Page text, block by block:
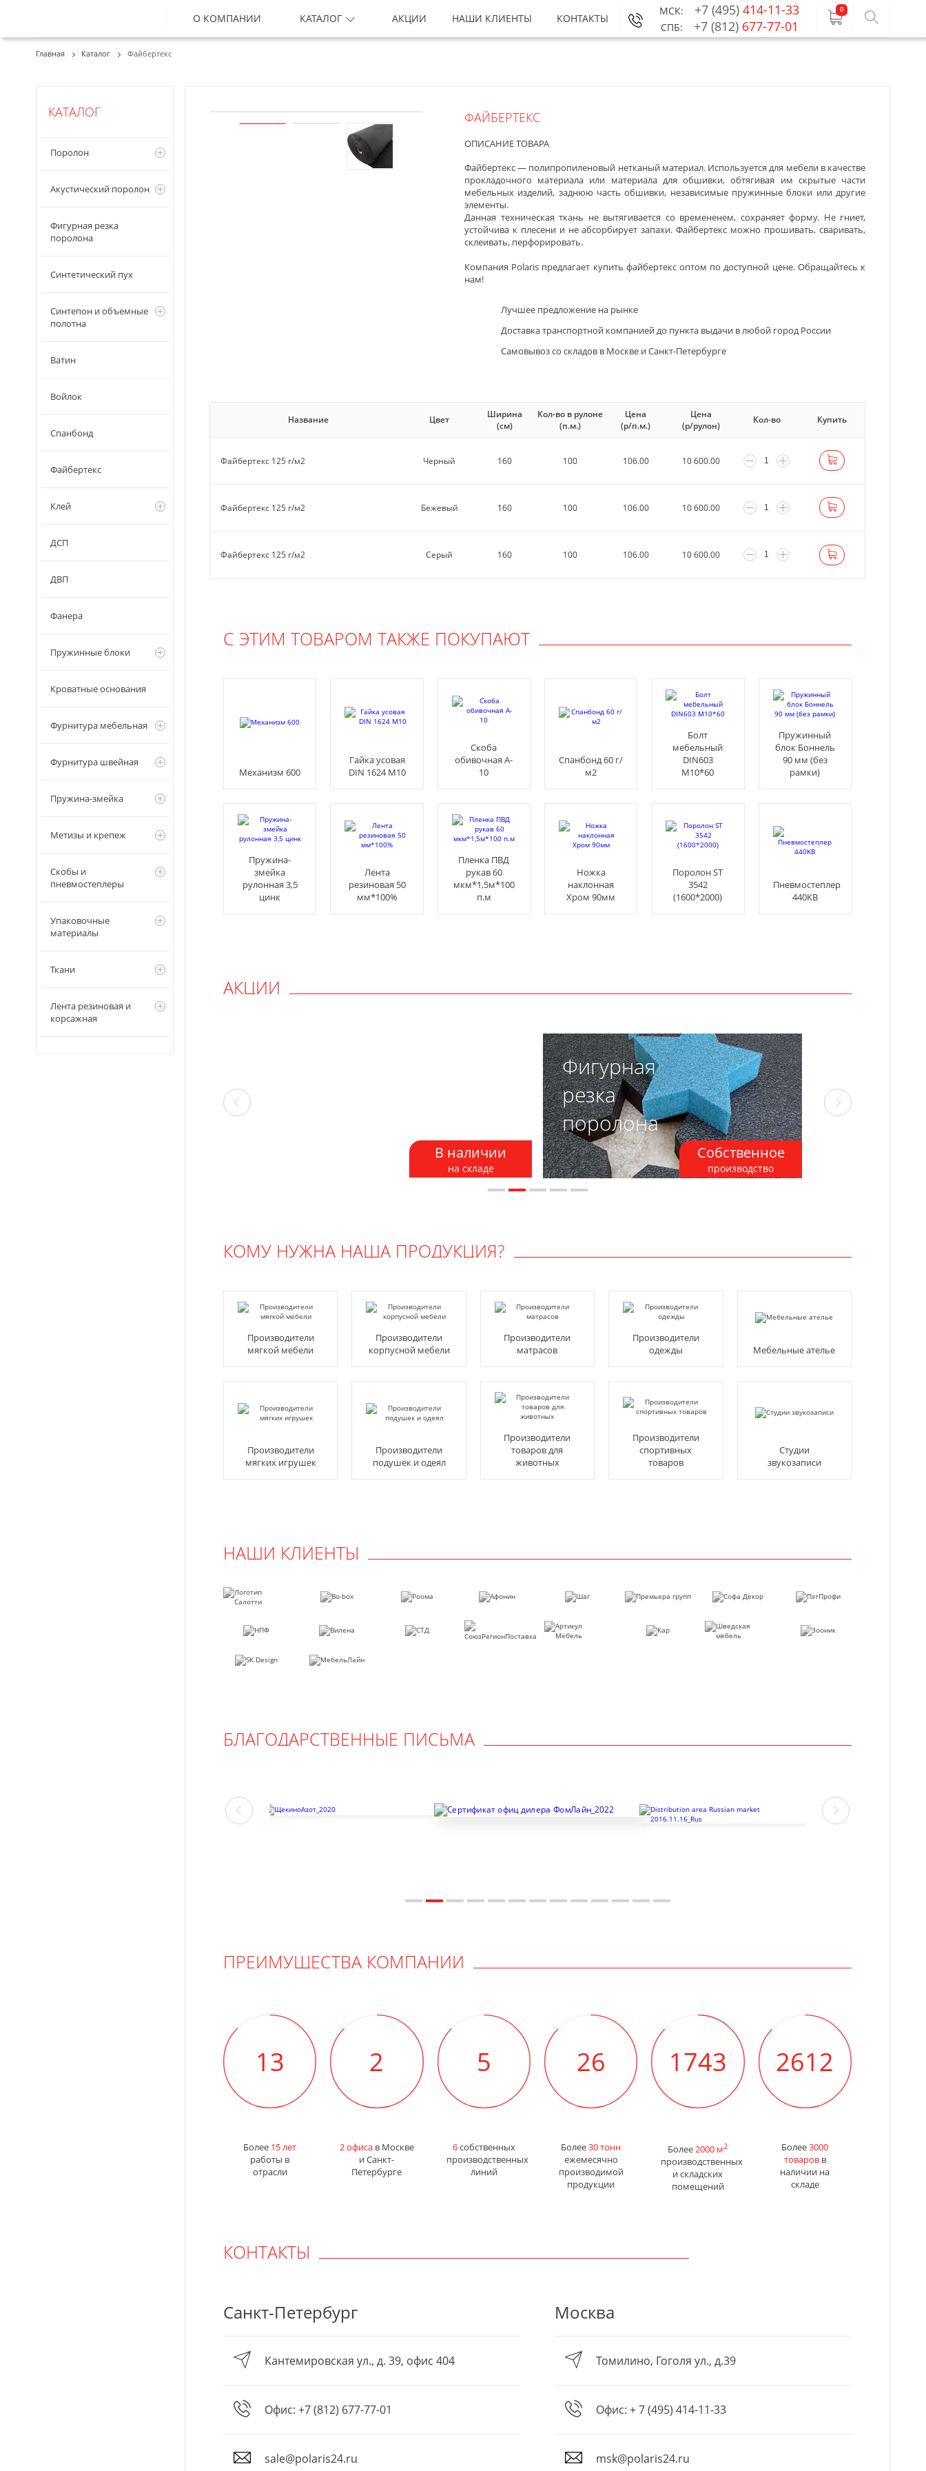
О КОМПАНИИ КАТАЛОГ АКЦИИ НАШИ КЛИЕНТЫ КОНТАКТЫ
МСК: +7 (495)414-11-33
СПБ: +7 (812) 677-77-01
0
Главная Каталог Файбертекс
КАТАЛОГ
Поролон
Акустический поролон
Фигурная резка
поролона
Синтетический пух
Синтепон и объемные
полотна
Ватин
Войлок
Спанбонд
Файбертекс
Клей
ДСП
ДВП
Фанера
Пружинные блоки
Кроватные основания
Фурнитура мебельная
Фурнитура швейная
Пружина-змейка
Метизы и крепеж
Скобы и
пневмостеплеры
Упаковочные
материалы
Ткани
Лента резиновая и
корсажная
ФАЙБЕРТЕКС
ОПИСАНИЕ ТОВАРА
Файбертекс — полипропиленовый нетканый материал. Используется для мебели в качестве
прокладочного материала или материала для обшивки, обтягивая им скрытые части
мебельных изделий, заднюю часть обшивки, независимые пружинные блоки или другие
элементы.
Данная техническая ткань не вытягивается со времененем, сохраняет форму. Не гниет,
устойчива к плесени и не абсорбирует запахи. Файбертекс можно прошивать, сваривать,
склеивать, перфорировать.
Компания Polaris предлагает купить файбертекс оптом по доступной цене. Обращайтесь к
нам!
Лучшее предложение на рынке
Доставка транспортной компанией до пункта выдачи в любой город России
Самовывоз со складов в Москве и Санкт-Петербурге
Название Цвет
Ширина
(см)
Кол-во в рулоне
(п.м.)
Цена
(р/п.м.)
Цена
(р/рулон)
Кол-во Купить
Файбертекс 125 г/м2 Черный 160 100 106.00 10 600.00
Файбертекс 125 г/м2 Бежевый 160 100 106.00 10 600.00
Файбертекс 125 г/м2 Серый 160 100 106.00 10 600.00
С ЭТИМ ТОВАРОМ ТАКЖЕ ПОКУПАЮТ
Механизм 600
Гайка усовая
DIN 1624 М10
Скоба
обивочная A-
10
Спанбонд 60 г/
м2
Болт
мебельный
DIN603
М10*60
Пружинный
блок Боннель
90 мм (без
рамки)
Пружина-
змейка
рулонная 3,5
цинк
Лента
резиновая 50
мм*100%
Пленка ПВД
рукав 60
мкм*1,5м*100
п.м
Ножка
наклонная
Хром 90мм
Поролон ST
3542
(1600*2000)
Пневмостеплер
440KB
АКЦИИ
В наличии
на складе
Фигурная
резка
поролона
Собственное
производство
КОМУ НУЖНА НАША ПРОДУКЦИЯ?
Производители
мягкой мебели
Производители
корпусной мебели
Производители
матрасов
Производители
одежды
Мебельные ателье
Производители
мягких игрушек
Производители
подушек и одеял
Производители
товаров для
животных
Производители
спортивных
товаров
Студии
звукозаписи
НАШИ КЛИЕНТЫ
БЛАГОДАРСТВЕННЫЕ ПИСЬМА
ПРЕИМУЩЕСТВА КОМПАНИИ
15
Более 15 лет
работы в
отрасли
2
2 офисав Москве
и Санкт-
Петербурге
6
6собственных
производственных
линий
30
Более30 тонн
ежемесячно
производимой
продукции
1998
Более2000 м2
производственных
и складских
помещений
2997
Более3000
товаровв
наличии на
складе
КОНТАКТЫ
Санкт-Петербург
Кантемировская ул., д. 39, офис 404
Офис: +7 (812) 677-77-01
sale@polaris24.ru
Москва
Томилино, Гоголя ул., д.39
Офис: + 7 (495) 414-11-33
msk@polaris24.ru